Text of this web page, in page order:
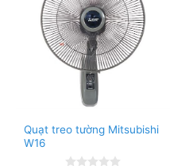
Quạt treo tường Mitsubishi
W16